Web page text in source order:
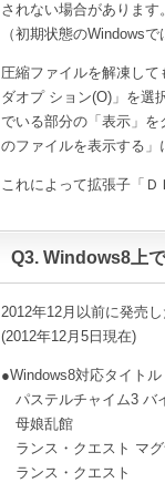
されない場合があります
（初期状態のWindows
圧縮ファイルを解凍し
ダオプ ション(O)」を選
でいる部分の「表示」
のファイルを表示する」
これによって拡張子「
Q3. Windows8上
2012年12月以前に発売
(2012年12月5日現在)
●Windows8対応タイトル
パステルチャイム3 バ
母娘乱館
ランス・クエスト マ
ランス・クエスト